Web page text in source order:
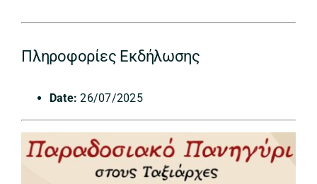
Πληροφορίες Εκδήλωσης
Date: 26/07/2025